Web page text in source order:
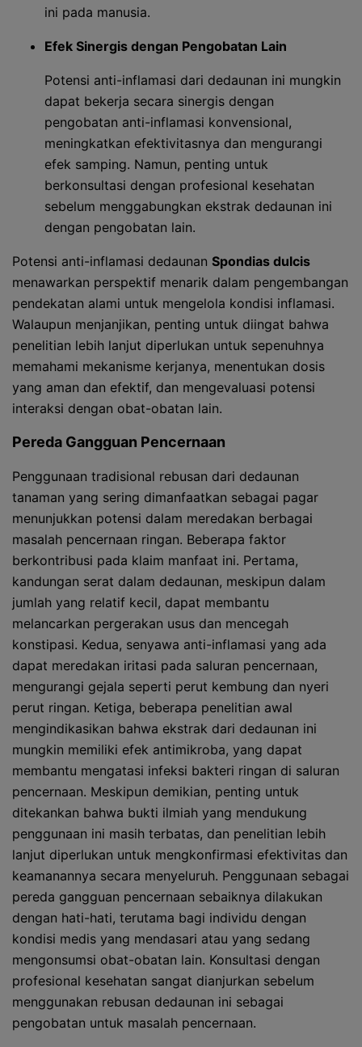
ini pada manusia.
Efek Sinergis dengan Pengobatan Lain
Potensi anti-inflamasi dari dedaunan ini mungkin
dapat bekerja secara sinergis dengan
pengobatan anti-inflamasi konvensional,
meningkatkan efektivitasnya dan mengurangi
efek samping. Namun, penting untuk
berkonsultasi dengan profesional kesehatan
sebelum menggabungkan ekstrak dedaunan ini
dengan pengobatan lain.
Potensi anti-inflamasi dedaunan Spondias dulcis
menawarkan perspektif menarik dalam pengembangan
pendekatan alami untuk mengelola kondisi inflamasi.
Walaupun menjanjikan, penting untuk diingat bahwa
penelitian lebih lanjut diperlukan untuk sepenuhnya
memahami mekanisme kerjanya, menentukan dosis
yang aman dan efektif, dan mengevaluasi potensi
interaksi dengan obat-obatan lain.
Pereda Gangguan Pencernaan
Penggunaan tradisional rebusan dari dedaunan
tanaman yang sering dimanfaatkan sebagai pagar
menunjukkan potensi dalam meredakan berbagai
masalah pencernaan ringan. Beberapa faktor
berkontribusi pada klaim manfaat ini. Pertama,
kandungan serat dalam dedaunan, meskipun dalam
jumlah yang relatif kecil, dapat membantu
melancarkan pergerakan usus dan mencegah
konstipasi. Kedua, senyawa anti-inflamasi yang ada
dapat meredakan iritasi pada saluran pencernaan,
mengurangi gejala seperti perut kembung dan nyeri
perut ringan. Ketiga, beberapa penelitian awal
mengindikasikan bahwa ekstrak dari dedaunan ini
mungkin memiliki efek antimikroba, yang dapat
membantu mengatasi infeksi bakteri ringan di saluran
pencernaan. Meskipun demikian, penting untuk
ditekankan bahwa bukti ilmiah yang mendukung
penggunaan ini masih terbatas, dan penelitian lebih
lanjut diperlukan untuk mengkonfirmasi efektivitas dan
keamanannya secara menyeluruh. Penggunaan sebagai
pereda gangguan pencernaan sebaiknya dilakukan
dengan hati-hati, terutama bagi individu dengan
kondisi medis yang mendasari atau yang sedang
mengonsumsi obat-obatan lain. Konsultasi dengan
profesional kesehatan sangat dianjurkan sebelum
menggunakan rebusan dedaunan ini sebagai
pengobatan untuk masalah pencernaan.